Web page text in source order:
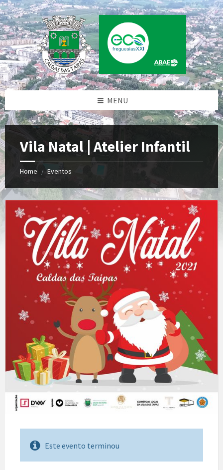
Skip
to
content
Skip
to
left
sidebar
Skip
to
footer
MENU
Vila Natal | Atelier Infantil
Home / Eventos
Este evento terminou